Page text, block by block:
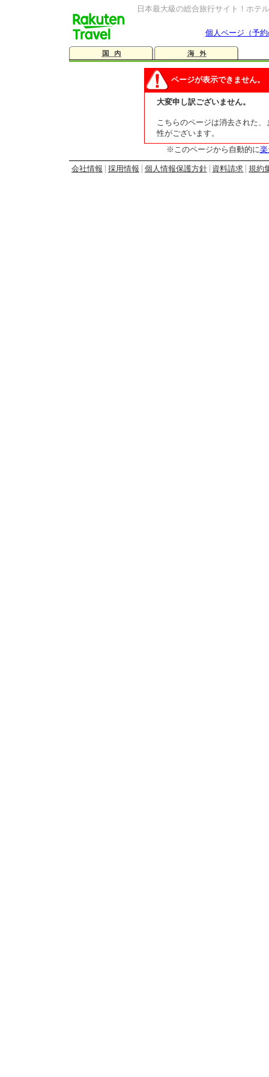
日本最大級の総合旅行サイト！ホテ
個人ページ（予
ページが表示できません。
大変申し訳ございません。
こちらのページは消去された
性がございます。
※このページから自動的に
会社情報 採用情報 個人情報保護方針 資料請求 規約